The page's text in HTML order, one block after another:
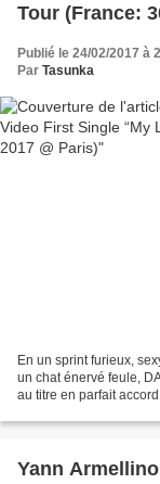
Tour (France:
Publié le 24/02/2017 à
Par Tasunka
En un sprint furieux,
un chat énervé feule,
au titre en parfait
Yann